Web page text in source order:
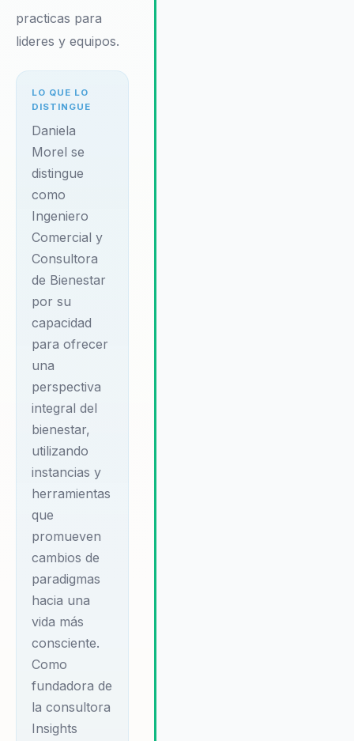
practicas para
lideres y equipos.
LO QUE LO
DISTINGUE
Daniela
Morel se
distingue
como
Ingeniero
Comercial y
Consultora
de Bienestar
por su
capacidad
para ofrecer
una
perspectiva
integral del
bienestar,
utilizando
instancias y
herramientas
que
promueven
cambios de
paradigmas
hacia una
vida más
consciente.
Como
fundadora de
la consultora
Insights